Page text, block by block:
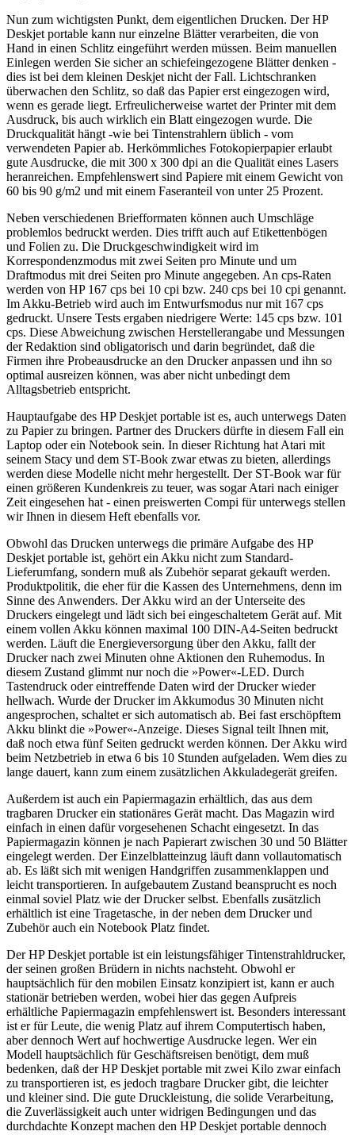
Nun zum wichtigsten Punkt, dem eigentlichen Drucken. Der HP
Deskjet portable kann nur einzelne Blätter verarbeiten, die von
Hand in einen Schlitz eingeführt werden müssen. Beim manuellen
Einlegen werden Sie sicher an schiefeingezogene Blätter denken -
dies ist bei dem kleinen Deskjet nicht der Fall. Lichtschranken
überwachen den Schlitz, so daß das Papier erst eingezogen wird,
wenn es gerade liegt. Erfreulicherweise wartet der Printer mit dem
Ausdruck, bis auch wirklich ein Blatt eingezogen wurde. Die
Druckqualität hängt -wie bei Tintenstrahlern üblich - vom
verwendeten Papier ab. Herkömmliches Fotokopierpapier erlaubt
gute Ausdrucke, die mit 300 x 300 dpi an die Qualität eines Lasers
heranreichen. Empfehlenswert sind Papiere mit einem Gewicht von
60 bis 90 g/m2 und mit einem Faseranteil von unter 25 Prozent.
Neben verschiedenen Briefformaten können auch Umschläge
problemlos bedruckt werden. Dies trifft auch auf Etikettenbögen
und Folien zu. Die Druckgeschwindigkeit wird im
Korrespondenzmodus mit zwei Seiten pro Minute und um
Draftmodus mit drei Seiten pro Minute angegeben. An cps-Raten
werden von HP 167 cps bei 10 cpi bzw. 240 cps bei 10 cpi genannt.
Im Akku-Betrieb wird auch im Entwurfsmodus nur mit 167 cps
gedruckt. Unsere Tests ergaben niedrigere Werte: 145 cps bzw. 101
cps. Diese Abweichung zwischen Herstellerangabe und Messungen
der Redaktion sind obligatorisch und darin begründet, daß die
Firmen ihre Probeausdrucke an den Drucker anpassen und ihn so
optimal ausreizen können, was aber nicht unbedingt dem
Alltagsbetrieb entspricht.
Hauptaufgabe des HP Deskjet portable ist es, auch unterwegs Daten
zu Papier zu bringen. Partner des Druckers dürfte in diesem Fall ein
Laptop oder ein Notebook sein. In dieser Richtung hat Atari mit
seinem Stacy und dem ST-Book zwar etwas zu bieten, allerdings
werden diese Modelle nicht mehr hergestellt. Der ST-Book war für
einen größeren Kundenkreis zu teuer, was sogar Atari nach einiger
Zeit eingesehen hat - einen preiswerten Compi für unterwegs stellen
wir Ihnen in diesem Heft ebenfalls vor.
Obwohl das Drucken unterwegs die primäre Aufgabe des HP
Deskjet portable ist, gehört ein Akku nicht zum Standard-
Lieferumfang, sondern muß als Zubehör separat gekauft werden.
Produktpolitik, die eher für die Kassen des Unternehmens, denn im
Sinne des Anwenders. Der Akku wird an der Unterseite des
Druckers eingelegt und lädt sich bei eingeschaltetem Gerät auf. Mit
einem vollen Akku können maximal 100 DIN-A4-Seiten bedruckt
werden. Läuft die Energieversorgung über den Akku, fallt der
Drucker nach zwei Minuten ohne Aktionen den Ruhemodus. In
diesem Zustand glimmt nur noch die »Power«-LED. Durch
Tastendruck oder eintreffende Daten wird der Drucker wieder
hellwach. Wurde der Drucker im Akkumodus 30 Minuten nicht
angesprochen, schaltet er sich automatisch ab. Bei fast erschöpftem
Akku blinkt die »Power«-Anzeige. Dieses Signal teilt Ihnen mit,
daß noch etwa fünf Seiten gedruckt werden können. Der Akku wird
beim Netzbetrieb in etwa 6 bis 10 Stunden aufgeladen. Wem dies zu
lange dauert, kann zum einem zusätzlichen Akkuladegerät greifen.
Außerdem ist auch ein Papiermagazin erhältlich, das aus dem
tragbaren Drucker ein stationäres Gerät macht. Das Magazin wird
einfach in einen dafür vorgesehenen Schacht eingesetzt. In das
Papiermagazin können je nach Papierart zwischen 30 und 50 Blätter
eingelegt werden. Der Einzelblatteinzug läuft dann vollautomatisch
ab. Es läßt sich mit wenigen Handgriffen zusammenklappen und
leicht transportieren. In aufgebautem Zustand beansprucht es noch
einmal soviel Platz wie der Drucker selbst. Ebenfalls zusätzlich
erhältlich ist eine Tragetasche, in der neben dem Drucker und
Zubehör auch ein Notebook Platz findet.
Der HP Deskjet portable ist ein leistungsfähiger Tintenstrahldrucker,
der seinen großen Brüdern in nichts nachsteht. Obwohl er
hauptsächlich für den mobilen Einsatz konzipiert ist, kann er auch
stationär betrieben werden, wobei hier das gegen Aufpreis
erhältliche Papiermagazin empfehlenswert ist. Besonders interessant
ist er für Leute, die wenig Platz auf ihrem Computertisch haben,
aber dennoch Wert auf hochwertige Ausdrucke legen. Wer ein
Modell hauptsächlich für Geschäftsreisen benötigt, dem muß
bedenken, daß der HP Deskjet portable mit zwei Kilo zwar einfach
zu transportieren ist, es jedoch tragbare Drucker gibt, die leichter
und kleiner sind. Die gute Druckleistung, die solide Verarbeitung,
die Zuverlässigkeit auch unter widrigen Bedingungen und das
durchdachte Konzept machen den HP Deskjet portable dennoch